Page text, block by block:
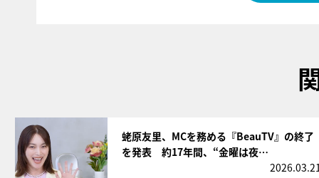
蛯原友里、MCを務める『BeauTV』の終了
を発表 約17年間、“金曜は夜…